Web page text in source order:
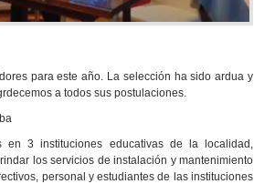
para este año. La selección ha sido ardua y
a todos sus postulaciones.
en 3 instituciones educativas de la localidad,
los servicios de instalación y mantenimiento
personal y estudiantes de las instituciones